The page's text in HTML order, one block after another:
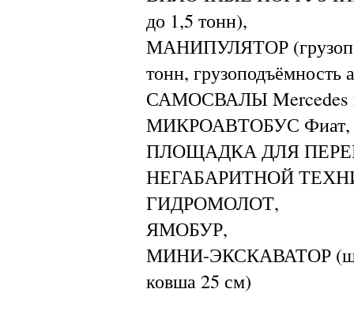
до 1,5 тонн),
МАНИПУЛЯТОР
тонн, грузоподъёмность
САМОСВАЛЫ Mercedes
МИКРОАВТОБУС
ПЛОЩАДКА ДЛЯ
НЕГАБАРИТНОЙ
ГИДРОМОЛОТ,
ЯМОБУР,
МИНИ-ЭКСКАВАТОР
ковша 25 см)